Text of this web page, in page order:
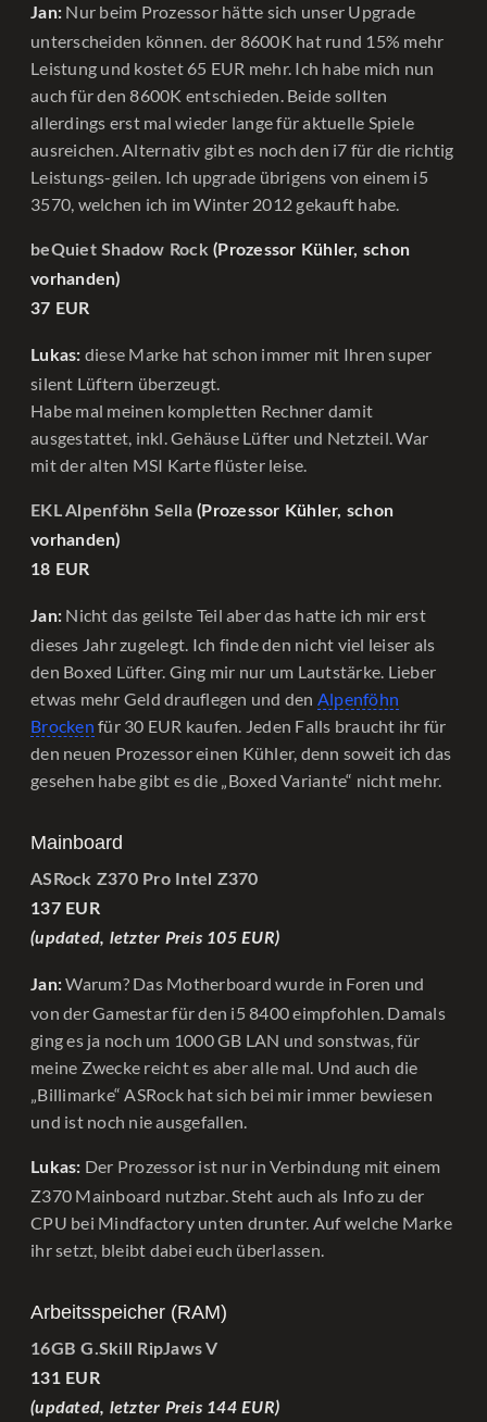
Jan: Nur beim Prozessor hätte sich unser Upgrade
unterscheiden können. der 8600K hat rund 15% mehr
Leistung und kostet 65 EUR mehr. Ich habe mich nun
auch für den 8600K entschieden. Beide sollten
allerdings erst mal wieder lange für aktuelle Spiele
ausreichen. Alternativ gibt es noch den i7 für die richtig
Leistungs-geilen. Ich upgrade übrigens von einem i5
3570, welchen ich im Winter 2012 gekauft habe.
beQuiet Shadow Rock (Prozessor Kühler, schon
vorhanden)
37 EUR
Lukas: diese Marke hat schon immer mit Ihren super
silent Lüftern überzeugt.
Habe mal meinen kompletten Rechner damit
ausgestattet, inkl. Gehäuse Lüfter und Netzteil. War
mit der alten MSI Karte flüster leise.
EKL Alpenföhn Sella(Prozessor Kühler, schon
vorhanden)
18 EUR
Jan: Nicht das geilste Teil aber das hatte ich mir erst
dieses Jahr zugelegt. Ich finde den nicht viel leiser als
den Boxed Lüfter. Ging mir nur um Lautstärke. Lieber
etwas mehr Geld drauflegen und den Alpenföhn
Brocken für 30 EUR kaufen. Jeden Falls braucht ihr für
den neuen Prozessor einen Kühler, denn soweit ich das
gesehen habe gibt es die „Boxed Variante“ nicht mehr.
Mainboard
ASRock Z370 Pro Intel Z370
137 EUR
(updated, letzter Preis 105 EUR)
Jan:Warum? Das Motherboard wurde in Foren und
von der Gamestar für den i5 8400 eimpfohlen. Damals
ging es ja noch um 1000 GB LAN und sonstwas, für
meine Zwecke reicht es aber alle mal. Und auch die
„Billimarke“ ASRock hat sich bei mir immer bewiesen
und ist noch nie ausgefallen.
Lukas: Der Prozessor ist nur in Verbindung mit einem
Z370 Mainboard nutzbar. Steht auch als Info zu der
CPU bei Mindfactory unten drunter. Auf welche Marke
ihr setzt, bleibt dabei euch überlassen.
Arbeitsspeicher (RAM)
16GB G.Skill RipJaws V
131 EUR
(updated, letzter Preis 144 EUR)